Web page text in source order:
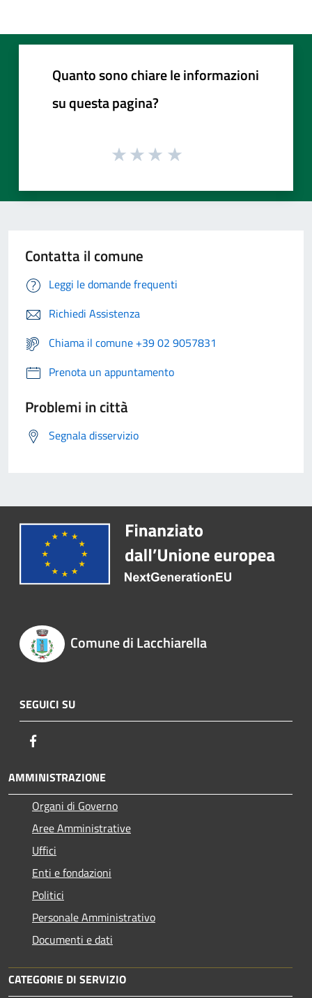
Quanto sono chiare le informazioni
su questa pagina?
Contatta il comune
Leggi le domande frequenti
Richiedi Assistenza
Chiama il comune +39 02 9057831
Prenota un appuntamento
Problemi in città
Segnala disservizio
Comune di Lacchiarella
SEGUICI SU
AMMINISTRAZIONE
Organi di Governo
Aree Amministrative
Uffici
Enti e fondazioni
Politici
Personale Amministrativo
Documenti e dati
CATEGORIE DI SERVIZIO